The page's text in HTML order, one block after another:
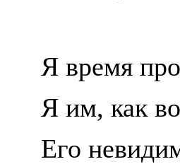
Я время
Я им, как
Его